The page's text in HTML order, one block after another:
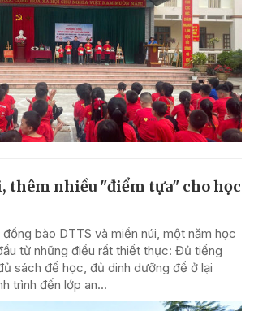
thêm nhiều "điểm tựa" cho học
bào DTTS và miền núi, một năm học
từ những điều rất thiết thực: Đủ tiếng
sách để học, đủ dinh dưỡng để ở lại
trình đến lớp an...